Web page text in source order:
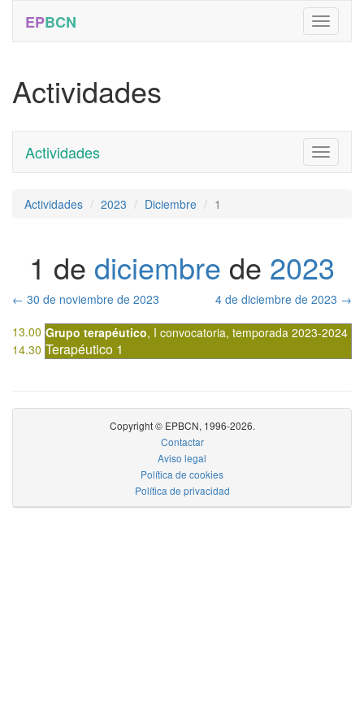
EPBCN
Actividades
Toggle
Actividades
Actividades 2023 Diciembre 1
1 de diciembre de 2023
← 30 de noviembre de 2023 4 de diciembre de 2023 →
13.00 Grupo terapéutico, I convocatoria, temporada 2023-2024
Terapéutico 1
14.30
Copyright © EPBCN, 1996-2026.
Contactar
Aviso legal
Política de cookies
Política de privacidad